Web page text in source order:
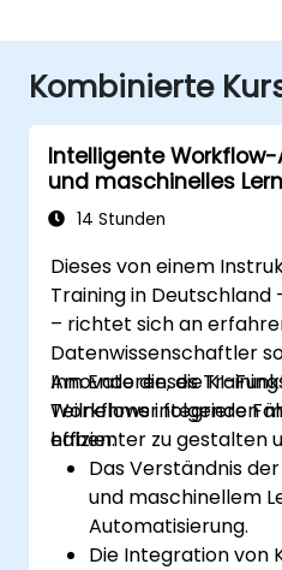
Kombinierte
Intelligente
und maschinelles
14 Stunden
Dieses von einem
Training in Deutschland
– richtet sich an
Datenwissenschaftler
Innovatoren, die KI-
Workflows integrieren
effizienter zu gestalten
Am Ende dieses
Teilnehmer folgende
haben:
Das Verständnis
und maschinellem
Automatisierung.
Die Integration von